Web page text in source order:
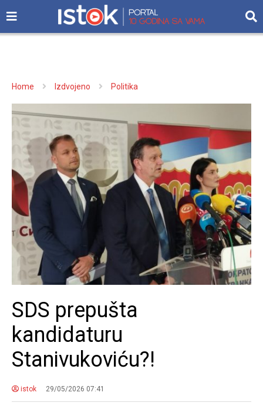
Home Izdvojeno Politika
SDS prepušta
kandidaturu
Stanivukoviću?!
istok 29/05/2026 07:41